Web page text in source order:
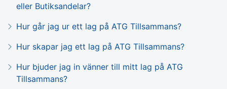
eller Butiksandelar?
Hur går jag ur ett lag på ATG Tillsammans?
Hur skapar jag ett lag på ATG Tillsammans?
Hur bjuder jag in vänner till mitt lag på ATG
Tillsammans?